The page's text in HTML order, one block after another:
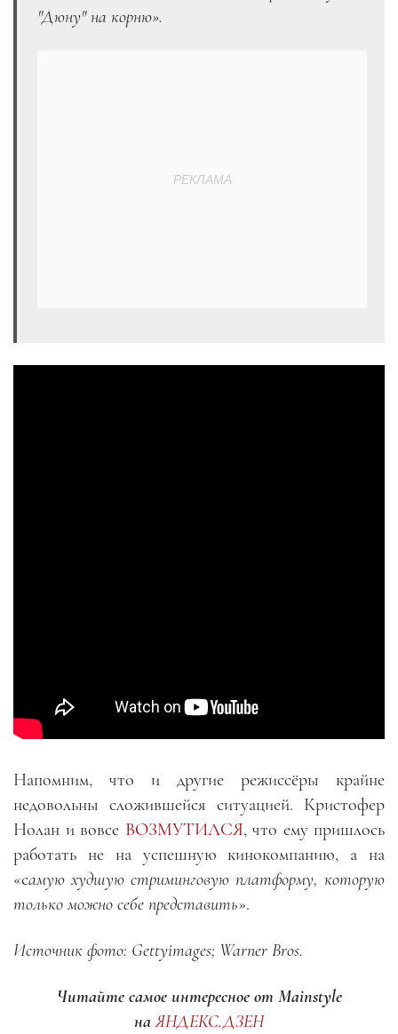
"Дюну"на корню».
Напомним, что и другие режиссёры крайне
недовольны сложившейся ситуацией. Кристофер
Нолан и вовсе ВОЗМУТИЛСЯ, что ему пришлось
работать не на успешную кинокомпанию, а на
«самую худшую стриминговую платформу, которую
только можно себе представить».
Источник фото: Gettyimages; Warner Bros.
Читайте самое интересное от Mainstyle
наЯНДЕКС.ДЗЕН